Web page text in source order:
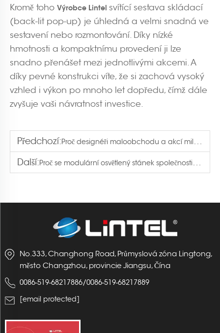
Kromě toho Výrobce Lintel svítící sestava skládací
(back-lit pop-up) je úhledná a velmi snadná ve
sestavení nebo rozmontování. Díky nízké
hmotnosti a kompaktnímu provedení ji lze
snadno přenášet mezi jednotlivými akcemi. A
díky pevné konstrukci víte, že si zachová vysoký
vzhled i výkon po mnoho let dopředu, čímž dále
zvyšuje vaši návratnost investice.
Předchozí:Proč designéři maloobchodu a akcí milují 50mm kulatou trubkovou podsvícenou světelnou boxu?
Další:Proč se modulární osvětlený stánek společnosti Lintel stal hlavní atrakcí veletrhu PRINTING United Expo?
No.333, Changhong Road, Průmyslová zóna Lingtong,
město Changzhou, provincie Jiangsu, Čína
0086-519-68217886/0086-519-68217889
[email protected]